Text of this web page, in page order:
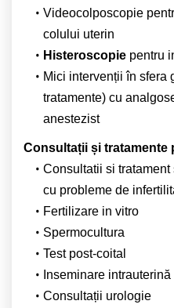
Videocolposcopie
colului uterin
Histeroscopiepentru
Mici intervenții în sfera
tratamente) cu
anestezist
Consultații și tratamente
Consultatii si
cu probleme de
Fertilizare in vitro
Spermocultura
Test post-coital
Inseminare intrauterină
Consultații urologie